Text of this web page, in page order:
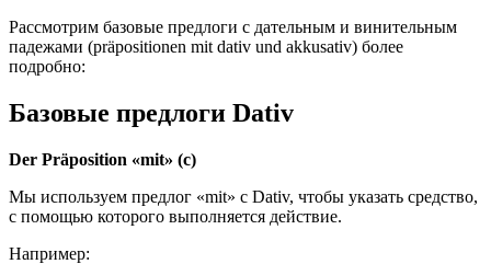
Рассмотрим базовые предлоги с дательным и винительным
падежами (präpositionen mit dativ und akkusativ) более
подробно:
Базовые предлоги Dativ
Der Präposition «mit» (с)
Мы используем предлог «mit» с Dativ, чтобы указать средство,
с помощью которого выполняется действие.
Например: